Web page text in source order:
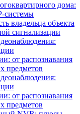
дома:
системы
владельца объекта
сигнализации
от распознавания
предметов
от распознавания
предметов